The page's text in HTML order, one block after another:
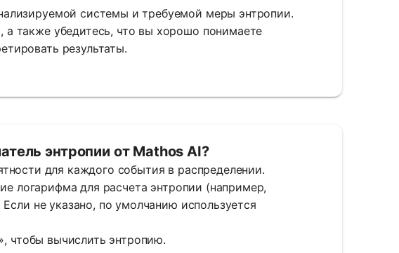
системы и требуемой меры энтропии.
также убедитесь, что вы хорошо понимаете
результаты.
энтропии от Mathos AI?
для каждого события в распределении.
логарифма для расчета энтропии (например,
не указано, по умолчанию используется
чтобы вычислить энтропию.